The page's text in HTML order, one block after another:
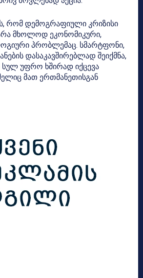
რომ დემოგრაფიული კრიზისი
მხოლოდ ეკონომიკური,
პრობლემაც. სმარტფონი,
დასაკავშირებლად შეიქმნა,
უფრო ხშირად იქცევა
მათ ერთმანეთისგან